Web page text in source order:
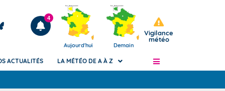
Articles
4
Aujourd'hui Demain
Vigilance
météo
ACTUALITÉS LA MÉTÉO DE A À Z